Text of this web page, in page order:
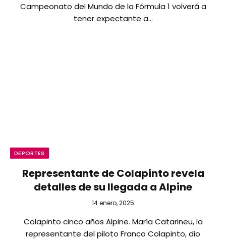
Campeonato del Mundo de la Fórmula 1 volverá a
tener expectante a…
DEPORTES
Representante de Colapinto revela
detalles de su llegada a Alpine
14 enero, 2025
Colapinto cinco años Alpine. María Catarineu, la
representante del piloto Franco Colapinto, dio